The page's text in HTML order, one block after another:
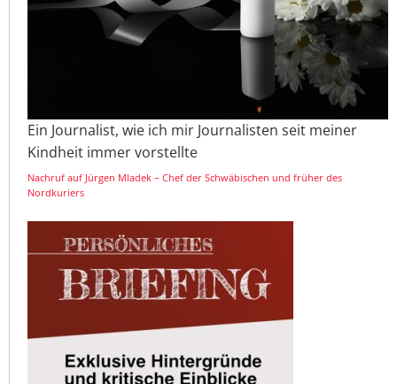
Ein Journalist, wie ich mir Journalisten seit meiner
Kindheit immer vorstellte
Nachruf auf Jürgen Mladek – Chef der Schwäbischen und früher des
Nordkuriers